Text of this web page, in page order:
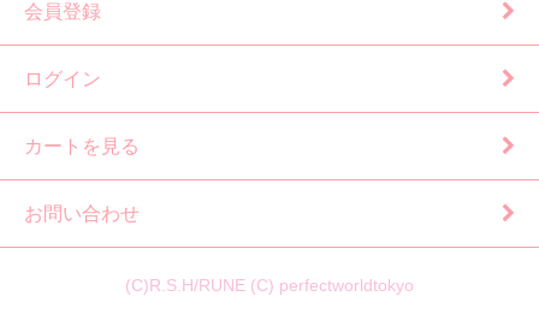
会員登録
ログイン
カートを見る
お問い合わせ
(C)R.S.H/RUNE (C) perfectworldtokyo